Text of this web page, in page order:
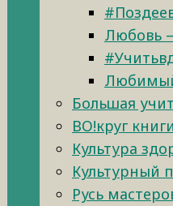
Любовь
Большая
ВО!круг книги
Культура
Культурный
Русь